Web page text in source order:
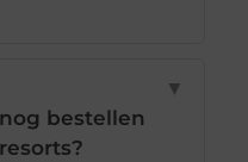
bestellen
▼